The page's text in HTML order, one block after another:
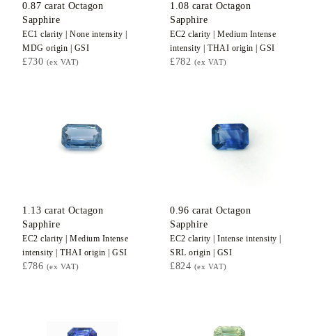
0.87 carat Octagon
Sapphire
EC1 clarity | None intensity |
MDG origin | GSI
£730 (ex VAT)
1.08 carat Octagon
Sapphire
EC2 clarity | Medium Intense
intensity | THAI origin | GSI
£782 (ex VAT)
1.13 carat Octagon
Sapphire
EC2 clarity | Medium Intense
intensity | THAI origin | GSI
£786 (ex VAT)
0.96 carat Octagon
Sapphire
EC2 clarity | Intense intensity |
SRL origin | GSI
£824 (ex VAT)